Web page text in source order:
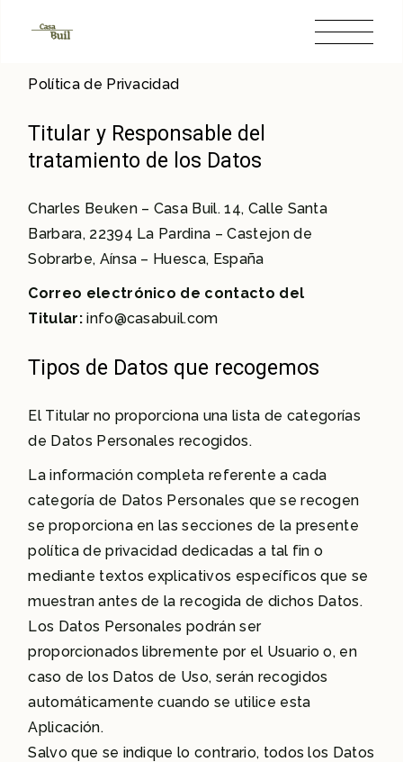
Política de Privacidad
Titular y Responsable del
tratamiento de los Datos
Charles Beuken – Casa Buil. 14, Calle Santa
Barbara, 22394 La Pardina – Castejon de
Sobrarbe, Aínsa – Huesca, España
Correo electrónico de contacto del
Titular:info@casabuil.com
Tipos de Datos que recogemos
El Titular no proporciona una lista de categorías
de Datos Personales recogidos.
La información completa referente a cada
categoría de Datos Personales que se recogen
se proporciona en las secciones de la presente
política de privacidad dedicadas a tal fin o
mediante textos explicativos específicos que se
muestran antes de la recogida de dichos Datos.
Los Datos Personales podrán ser
proporcionados libremente por el Usuario o, en
caso de los Datos de Uso, serán recogidos
automáticamente cuando se utilice esta
Aplicación.
Salvo que se indique lo contrario, todos los Datos